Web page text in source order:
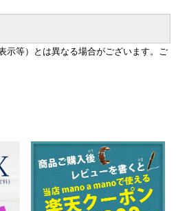
示等）とは異なる場合がございます。ご